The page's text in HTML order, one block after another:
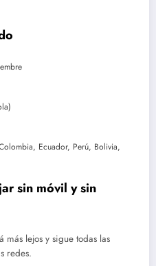
Ecuador, Perú, Bolivia,
sin móvil y sin
más lejos y sigue todas las
redes.